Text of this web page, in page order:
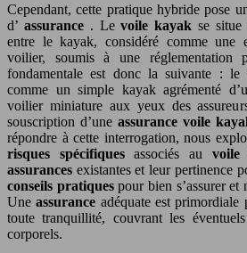
Cependant, cette pratique hybride pose
d’ assurance . Levoile kayakse situe
entre le kayak, considéré comme une
voilier, soumis à une réglementation
fondamentale est donc la suivante : le
comme un simple kayak agrémenté
voilier miniature aux yeux des
souscription d’une assurance voile
répondre à cette interrogation, nous
risques spécifiquesassociés au voile
assurances existantes et leur pertinence
conseils pratiquespour bien s’assurer et
Uneassurance adéquate est
toute tranquillité, couvrant les
corporels.